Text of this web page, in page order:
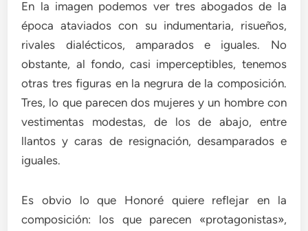
En la imagen podemos ver tres abogados de la
época ataviados con su indumentaria, risueños,
rivales dialécticos, amparados e iguales. No
obstante, al fondo, casi imperceptibles, tenemos
otras tres figuras en la negrura de la composición.
Tres, lo que parecen dos mujeres y un hombre con
vestimentas modestas, de los de abajo, entre
llantos y caras de resignación, desamparados e
iguales.
Es obvio lo que Honoré quiere reflejar en la
composición: los que parecen «protagonistas»,